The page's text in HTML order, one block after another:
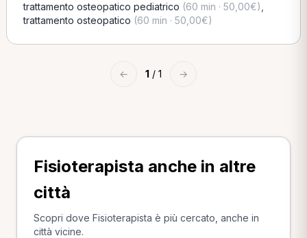
trattamento osteopatico pediatrico (60 min · 50,00€)
trattamento osteopatico (60 min · 50,00€)
← 1 / 1 →
Fisioterapista anche in altre
città
Scopri dove Fisioterapista è più cercato, anche in
città vicine.